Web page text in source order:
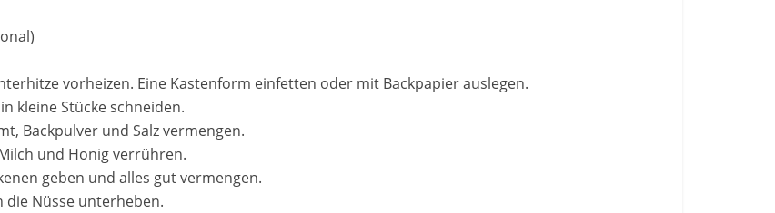
vorheizen. Eine Kastenform einfetten oder mit Backpapier auslegen.
kleine Stücke schneiden.
Backpulver und Salz vermengen.
und Honig verrühren.
geben und alles gut vermengen.
die Nüsse unterheben.